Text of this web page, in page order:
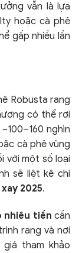
vẫn là lựa
hoặc cà phê
gấp nhiều lần
Robusta rang
có thể rơi
nghìn
cà phê vùng
với một số loại
sẽ liệt kê chi
2025.
nhiêu tiền cần
rang và nơi
tham khảo